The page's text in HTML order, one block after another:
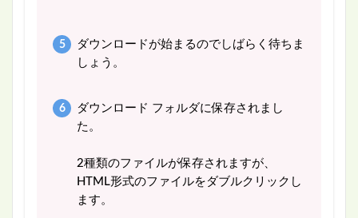
ダウンロードが始まるのでしばらく待ちま
しょう。
ダウンロード フォルダに保存されまし
た。
2種類のファイルが保存されますが、
HTML形式のファイルをダブルクリックし
ます。